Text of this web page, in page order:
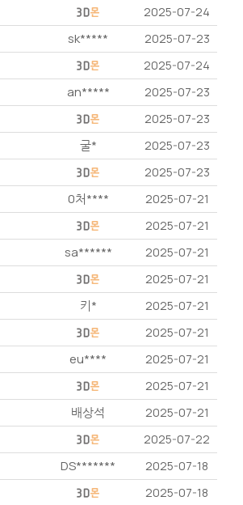
2025-07-24
sk***** 2025-07-23
2025-07-24
an***** 2025-07-23
2025-07-23
굴* 2025-07-23
2025-07-23
0처**** 2025-07-21
2025-07-21
sa****** 2025-07-21
2025-07-21
키* 2025-07-21
2025-07-21
eu**** 2025-07-21
2025-07-21
배상석 2025-07-21
2025-07-22
DS******* 2025-07-18
2025-07-18